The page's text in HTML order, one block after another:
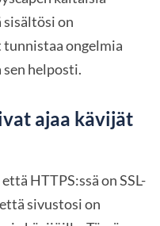
on
ongelmia
helposti.
ajaa kävijät
HTTPS:ssä on SSL-
sivustosi on